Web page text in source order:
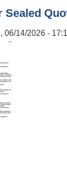
Sealed
06/14/2026 -